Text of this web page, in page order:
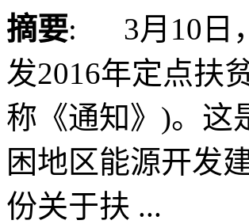
摘要: 3月10日
发2016年定点扶
称《通知》)。这
困地区能源开发
份关于扶 ...